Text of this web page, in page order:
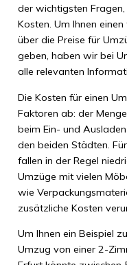
der wichtigsten
Kosten. Um Ihnen
über die Preise für
geben, haben wir bei
alle relevanten
Die Kosten für einen
Faktoren ab: der
beim Ein- und
den beiden Städten.
fallen in der Regel
Umzüge mit vielen
wie
zusätzliche Kosten
Um Ihnen ein Beispiel
Umzug von einer 2-